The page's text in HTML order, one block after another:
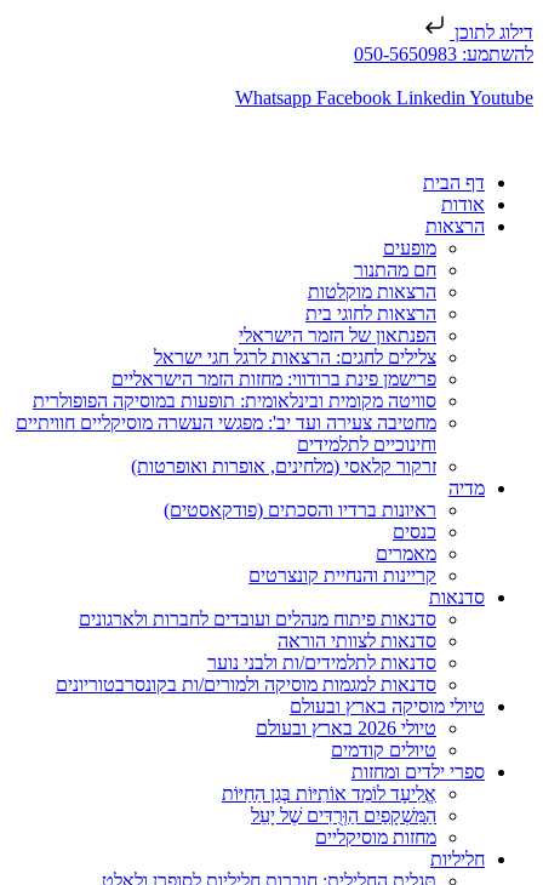
דילוג לתוכן
להשתמע: 050-5650983
Whatsapp Facebook Linkedin Youtube
דף הבית
אודות
הרצאות
מופעים
חם מהתנור
הרצאות מוקלטות
הרצאות לחוגי בית
הפנתאון של הזמר הישראלי
צלילים לחגים: הרצאות לרגל חגי ישראל
פרישמן פינת ברודווי: מחזות הזמר הישראליים
סוויטה מקומית ובינלאומית: תופעות במוסיקה הפופולרית
מחטיבה צעירה ועד יב': מפגשי העשרה מוסיקליים חוויתיים
וחינוכיים לתלמידים
זרקור קלאסי (מלחינים, אופרות ואופרטות)
מדיה
ראיונות ברדיו והסכתים (פודקאסטים)
כנסים
מאמרים
קריינות והנחיית קונצרטים
סדנאות
סדנאות פיתוח מנהלים ועובדים לחברות ולארגונים
סדנאות לצוותי הוראה
סדנאות לתלמידים/ות ולבני נוער
סדנאות למגמות מוסיקה ולמורים/ות בקונסרבטוריונים
טיולי מוסיקה בארץ ובעולם
טיולי 2026 בארץ ובעולם
טיולים קודמים
ספרי ילדים ומחזות
אֱלִיעָד לוֹמֵד אוֹתִיּוֹת בְּגַן הַחַיּוֹת
הַמִּשְׁקָפַיִם הַוְּרֻדִּים שֶׁל יָעֵל
מחזות מוסיקליים
חליליות
תַּגְלִית הַחֲלִילִית: חוברות חליליות לסופרן ולאלט